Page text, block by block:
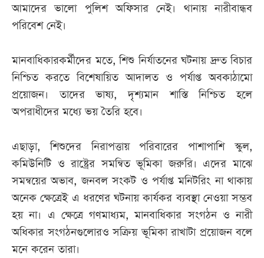
আমাদের ভালো পুলিশ অফিসার নেই। থানায় নারীবান্ধব
পরিবেশ নেই।
মানবাধিকারকর্মীদের মতে, শিশু নির্যাতনের ঘটনায় দ্রুত বিচার
নিশ্চিত করতে বিশেষায়িত আদালত ও পর্যাপ্ত অবকাঠামো
প্রয়োজন। তাদের ভাষ্য, দৃশ্যমান শাস্তি নিশ্চিত হলে
অপরাধীদের মধ্যে ভয় তৈরি হবে।
এছাড়া, শিশুদের নিরাপত্তায় পরিবারের পাশাপাশি স্কুল,
কমিউনিটি ও রাষ্ট্রের সমন্বিত ভূমিকা জরুরি। এদের মাঝে
সমন্বয়ের অভাব, জনবল সংকট ও পর্যাপ্ত মনিটরিং না থাকায়
অনেক ক্ষেত্রেই এ ধরণের ঘটনায় কার্যকর ব্যবস্থা নেওয়া সম্ভব
হয় না। এ ক্ষেত্রে গণমাধ্যম, মানবাধিকার সংগঠন ও নারী
অধিকার সংগঠনগুলোরও সক্রিয় ভূমিকা রাখাটা প্রয়োজন বলে
মনে করেন তারা।